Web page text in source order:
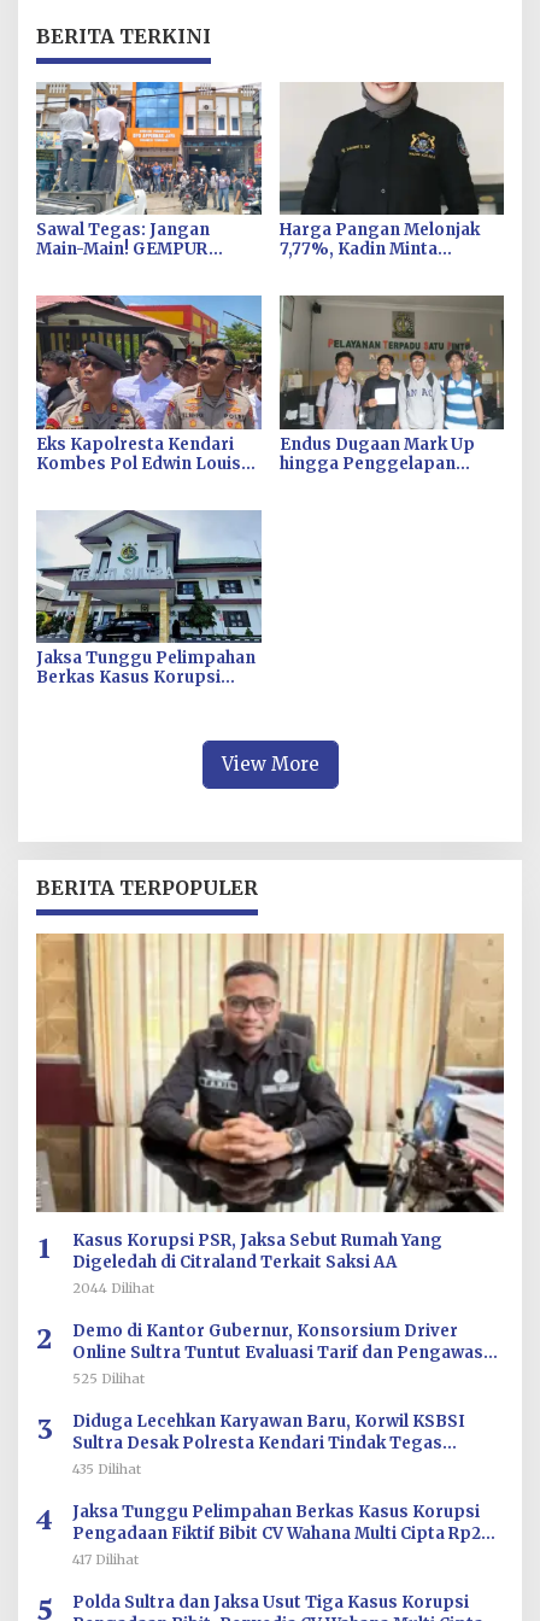
BERITA TERKINI
Sawal Tegas: Jangan
Main-Main! GEMPUR
Harga Pangan Melonjak
7,77%, Kadin Minta
di Kolaka
Eks Kapolresta Kendari
Kombes Pol Edwin Louis
Endus Dugaan Mark Up
hingga Penggelapan
Jaksa Tunggu Pelimpahan
Berkas Kasus Korupsi
View More
BERITA TERPOPULER
1
Kasus Korupsi PSR, Jaksa Sebut Rumah Yang
Digeledah di Citraland Terkait Saksi AA
2044 Dilihat
2
Demo di Kantor Gubernur, Konsorsium Driver
Online Sultra Tuntut Evaluasi Tarif dan Pengawasan
Aplikasi
525 Dilihat
3
Diduga Lecehkan Karyawan Baru, Korwil KSBSI
Sultra Desak Polresta Kendari Tindak Tegas
Oknum BM PT TSJ
435 Dilihat
4
Jaksa Tunggu Pelimpahan Berkas Kasus Korupsi
Pengadaan Fiktif Bibit CV Wahana Multi Cipta Rp26
Miliar
417 Dilihat
5
Polda Sultra dan Jaksa Usut Tiga Kasus Korupsi